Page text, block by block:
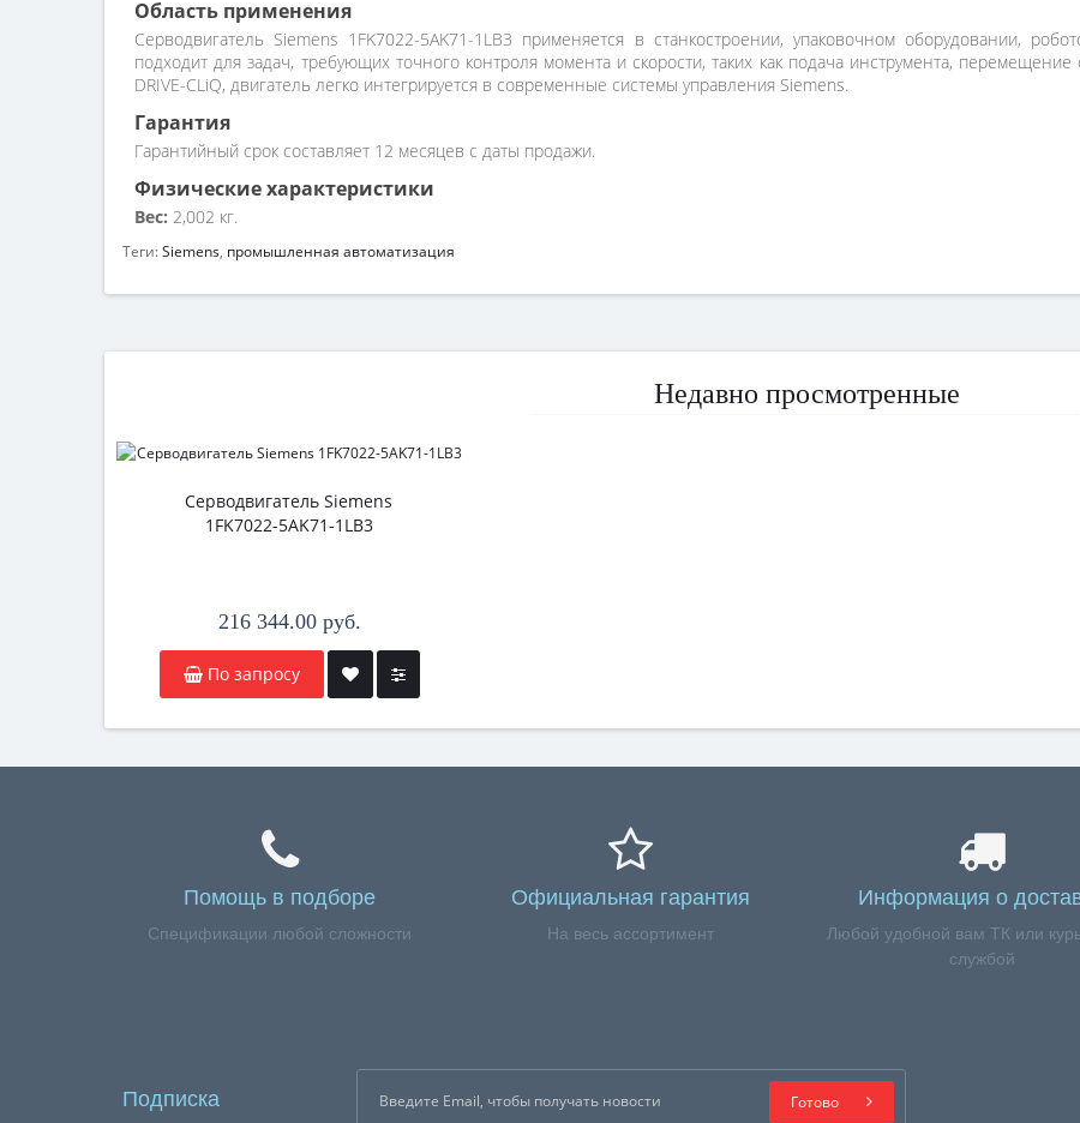
Область применения
Серводвигатель Siemens 1FK7022-5AK71-1LB3 применяется в станкостроении, упаковочном оборудовании,
подходит для задач, требующих точного контроля момента и скорости, таких как подача инструмента,
DRIVE-CLiQ, двигатель легко интегрируется в современные системы управления Siemens.
Гарантия
Гарантийный срок составляет 12 месяцев с даты продажи.
Физические характеристики
Вес: 2,002 кг.
Теги:Siemens, промышленная автоматизация
Недавно просмотренные
Серводвигатель Siemens
1FK7022-5AK71-1LB3
216 344.00 руб.
По запросу
Помощь в подборе
Спецификации любой сложности
Официальная гарантия
На весь ассортимент
Информация о
Любой удобной вам ТК или
службой
Подписка Готово